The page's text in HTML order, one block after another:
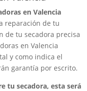
en Valencia
reparación de tu
de tu secadora precisa
en Valencia
y como indica el
garantía por escrito.
tu secadora, esta será